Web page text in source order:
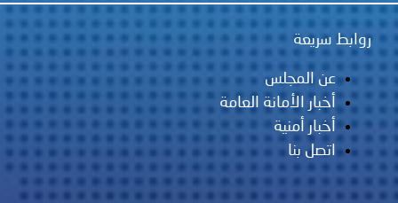
روابط سريعة
عن المجلس
أخبار الأمانة العامة
أخبار أمنية
اتصل بنا